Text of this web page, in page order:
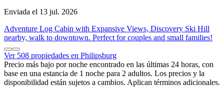
Enviada el 13 jul. 2026
Adventure Log Cabin with Expansive Views, Discovery Ski Hill
nearby, walk to downtown. Perfect for couples and small families!
Ver 508 propiedades en Philipsburg
Precio más bajo por noche encontrado en las últimas 24 horas, con
base en una estancia de 1 noche para 2 adultos. Los precios y la
disponibilidad están sujetos a cambios. Aplican términos adicionales.